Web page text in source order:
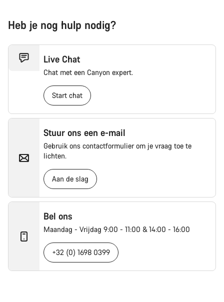
Heb je nog hulp nodig?
Live Chat
Chat met een Canyon expert.
Start chat
Stuur ons een e-mail
Gebruik ons contactformulier om je vraag toe te
lichten.
Aan de slag
Bel ons
Maandag - Vrijdag 9:00 - 11:00 & 14:00 - 16:00
+32 (0) 1698 0399